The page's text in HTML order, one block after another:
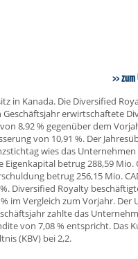
in Kanada. Die Diversified
erwirtschaftete
8,92 % gegenüber dem
von 10,91 %. Der
wies das
Eigenkapital betrug 288,59 Mio.
betrug 256,15 Mio.
Diversified Royalty
im Vergleich zum Vorjahr. Der
zahlte das
von 7,08 % entspricht. Das
(KBV) bei 2,2.